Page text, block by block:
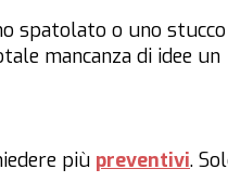
spatolato o uno stucco
mancanza di idee un
più preventivi.